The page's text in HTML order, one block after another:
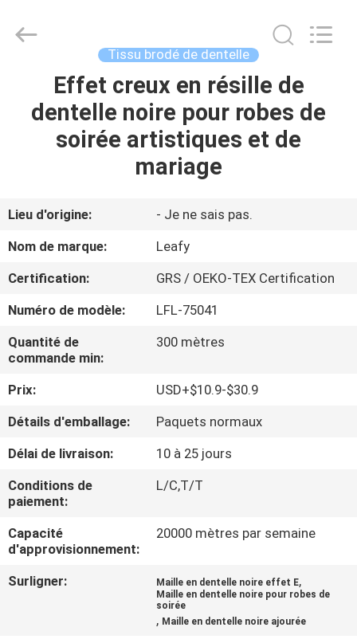
APERÇU
PRODUITS
PROPOS
DE
NOUS
VISITE
D'USINE
CONTRÔLE
DE
LA
QUALITÉ
CONTACT
NOUVELLES
Textiles
Tissu brodé de dentelle
Effet creux en résille de
dentelle noire pour robes de
soirée artistiques et de
mariage
Lieu d'origine:
- Je ne sais pas.
Nom de marque:
Leafy
Certification:
GRS / OEKO-TEX Certification
Numéro de modèle:
LFL-75041
Quantité de
commande min:
300 mètres
Prix:
USD+$10.9-$30.9
Détails d'emballage:
Paquets normaux
Délai de livraison:
10 à 25 jours
Conditions de
paiement:
L/C,T/T
Capacité
d'approvisionnement:
20000 mètres par semaine
Surligner: Maille en dentelle noire effet E,
Maille en dentelle noire pour robes de
soirée
, Maille en dentelle noire ajourée